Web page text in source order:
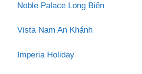
Noble Palace Long Biên
Vista Nam An Khánh
Imperia Holiday